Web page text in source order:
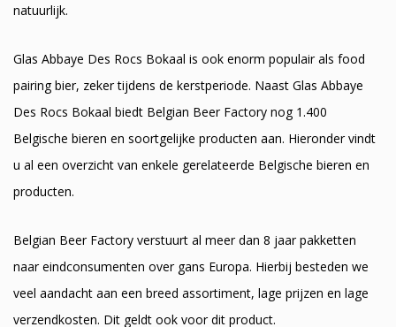
natuurlijk.
Glas Abbaye Des Rocs Bokaal is ook enorm populair als food
pairing bier, zeker tijdens de kerstperiode. Naast Glas Abbaye
Des Rocs Bokaal biedt Belgian Beer Factory nog 1.400
Belgische bieren en soortgelijke producten aan. Hieronder vindt
u al een overzicht van enkele gerelateerde Belgische bieren en
producten.
Belgian Beer Factory verstuurt al meer dan 8 jaar pakketten
naar eindconsumenten over gans Europa. Hierbij besteden we
veel aandacht aan een breed assortiment, lage prijzen en lage
verzendkosten. Dit geldt ook voor dit product.